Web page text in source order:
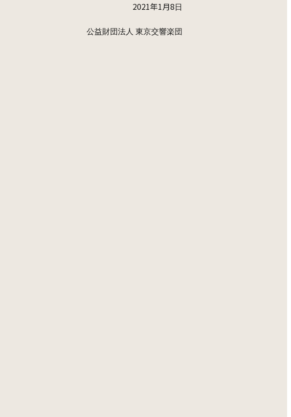
2021年1月8 日
公益財団法人 東京交響楽団